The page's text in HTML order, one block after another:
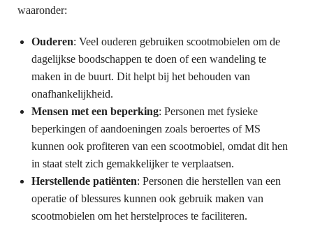
waaronder:
Ouderen: Veel ouderen gebruiken scootmobielen om de
dagelijkse boodschappen te doen of een wandeling te
maken in de buurt. Dit helpt bij het behouden van
onafhankelijkheid.
Mensen met een beperking: Personen met fysieke
beperkingen of aandoeningen zoals beroertes of MS
kunnen ook profiteren van een scootmobiel, omdat dit hen
in staat stelt zich gemakkelijker te verplaatsen.
Herstellende patiënten: Personen die herstellen van een
operatie of blessures kunnen ook gebruik maken van
scootmobielen om het herstelproces te faciliteren.